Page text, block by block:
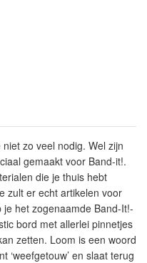
zo veel nodig. Wel zijn
gemaakt voor Band-it!.
die je thuis hebt
zult er echt artikelen voor
het zogenaamde Band-It!-
bord met allerlei pinnetjes
zetten. Loom is een woord
‘weefgetouw’ en slaat terug